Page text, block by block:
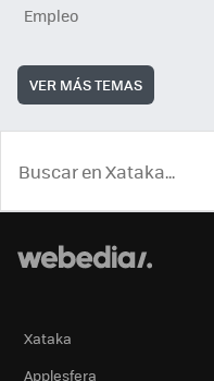
Empleo
VER MÁS TEMAS
Xataka
Applesfera